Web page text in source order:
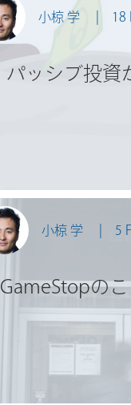
小椋 学 18
パッシブ投資
小椋 学 5
GameStopの